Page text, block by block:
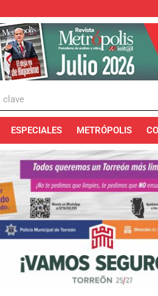
ESPECIALES METRÓPOLIS